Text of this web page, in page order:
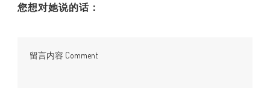
您想对她说的话：